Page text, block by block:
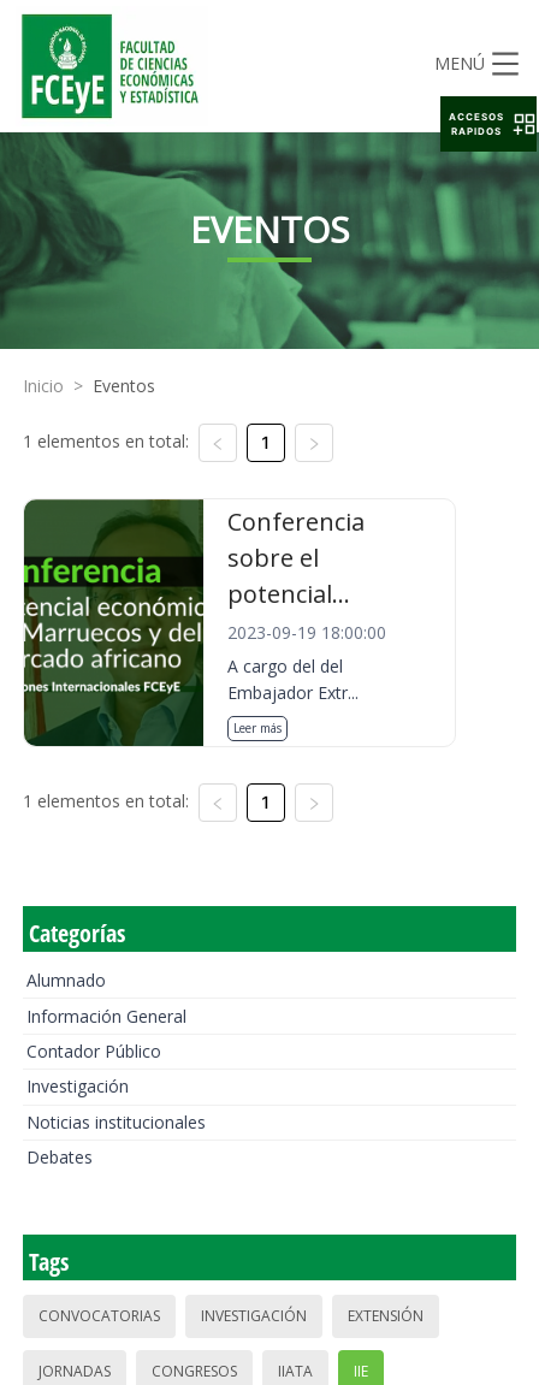
MENÚ
EVENTOS
Inicio > Eventos
1 elementos en total: 1
Conferencia
sobre el
potencial...
2023-09-19 18:00:00
A cargo del del
Embajador Extr...
Leer más
1 elementos en total: 1
Categorías
Alumnado
Información General
Contador Público
Investigación
Noticias institucionales
Debates
Tags
CONVOCATORIAS INVESTIGACIÓN EXTENSIÓN
JORNADAS CONGRESOS IIATA IIE
ACCESOS
RAPIDOS